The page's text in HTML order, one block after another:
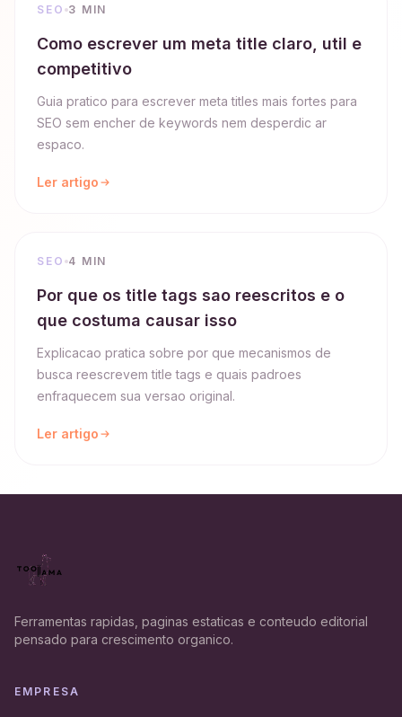
SEO 3 MIN
Como escrever um meta title claro, util e
competitivo
Guia pratico para escrever meta titles mais fortes para
SEO sem encher de keywords nem desperdic ar
espaco.
Ler artigo
SEO 4 MIN
Por que os title tags sao reescritos e o
que costuma causar isso
Explicacao pratica sobre por que mecanismos de
busca reescrevem title tags e quais padroes
enfraquecem sua versao original.
Ler artigo
Ferramentas rapidas, paginas estaticas e conteudo editorial
pensado para crescimento organico.
EMPRESA